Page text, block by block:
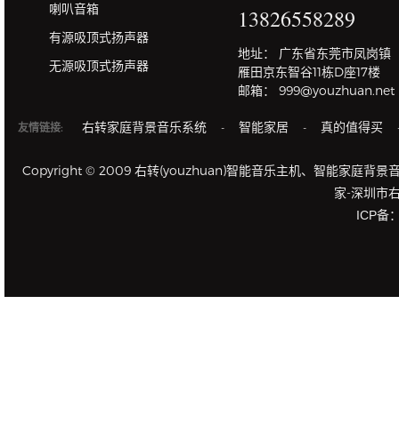
喇叭音箱
有源吸顶式扬声器
无源吸顶式扬声器
13826558289
地址： 广东省东莞市凤岗镇
雁田京东智谷11栋D座17楼
邮箱： 999@youzhuan.net
友情链接: 右转家庭背景音乐系统 - 智能家居 - 真的值得买
Copyright © 2009 右转(youzhuan)智能音乐主机、智能家庭背景
家-深圳市
ICP备